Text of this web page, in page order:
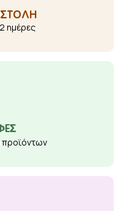
ημέρες
προϊόντων